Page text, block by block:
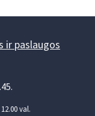
ir paslaugos
val.